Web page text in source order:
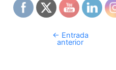
← Entrada
anterior